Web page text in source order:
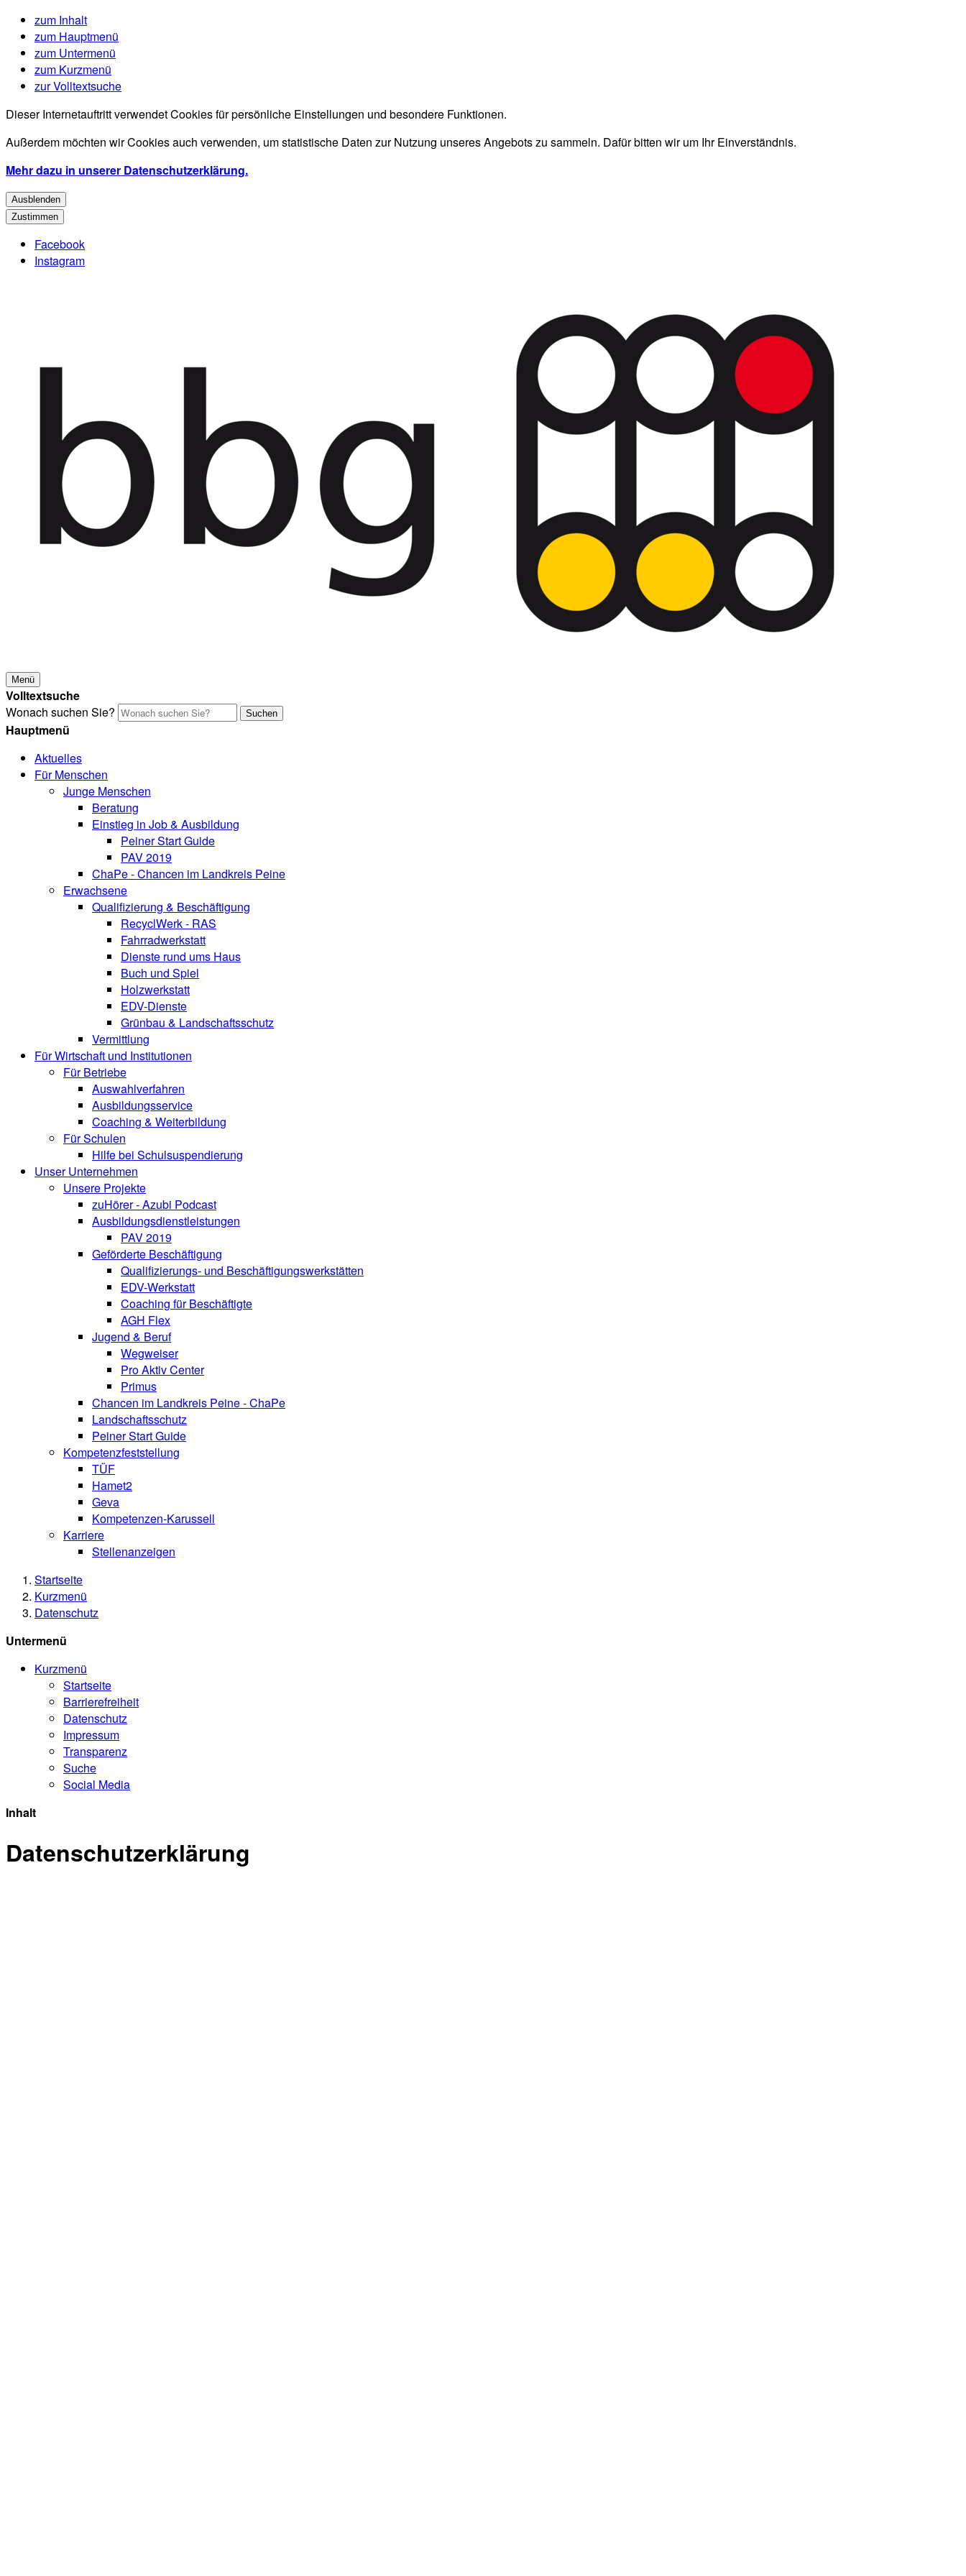
zum Inhalt
zum Hauptmenü
zum Untermenü
zum Kurzmenü
zur Volltextsuche
Dieser Internetauftritt verwendet Cookies für persönliche Einstellungen und besondere Funktionen.
Außerdem möchten wir Cookies auch verwenden, um statistische Daten zur Nutzung unseres Angebots zu sammeln. Dafür bitten wir um Ihr Einverständnis.
Mehr dazu in unserer Datenschutzerklärung.
Ausblenden
Zustimmen
Facebook
Instagram
Menü
Volltextsuche
Wonach suchen Sie?
Suchen
Hauptmenü
Aktuelles
Für Menschen
Junge Menschen
Beratung
Einstieg in Job & Ausbildung
Peiner Start Guide
PAV 2019
ChaPe - Chancen im Landkreis Peine
Erwachsene
Qualifizierung & Beschäftigung
RecyclWerk - RAS
Fahrradwerkstatt
Dienste rund ums Haus
Buch und Spiel
Holzwerkstatt
EDV-Dienste
Grünbau & Landschaftsschutz
Vermittlung
Für Wirtschaft und Institutionen
Für Betriebe
Auswahlverfahren
Ausbildungsservice
Coaching & Weiterbildung
Für Schulen
Hilfe bei Schulsuspendierung
Unser Unternehmen
Unsere Projekte
zuHörer - Azubi Podcast
Ausbildungsdienstleistungen
PAV 2019
Geförderte Beschäftigung
Qualifizierungs- und Beschäftigungswerkstätten
EDV-Werkstatt
Coaching für Beschäftigte
AGH Flex
Jugend & Beruf
Wegweiser
Pro Aktiv Center
Primus
Chancen im Landkreis Peine - ChaPe
Landschaftsschutz
Peiner Start Guide
Kompetenzfeststellung
TÜF
Hamet2
Geva
Kompetenzen-Karussell
Karriere
Stellenanzeigen
Startseite
Kurzmenü
Datenschutz
Untermenü
Kurzmenü
Startseite
Barrierefreiheit
Datenschutz
Impressum
Transparenz
Suche
Social Media
Inhalt
Datenschutzerklärung